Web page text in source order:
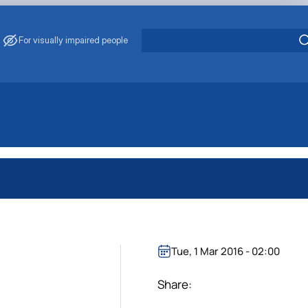
For visually impaired people
Tue, 1 Mar 2016 - 02:00
Share: